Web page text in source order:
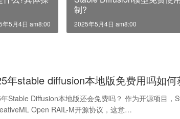
年5月4日 am8:00
制?
2025年5月4日 am8:00
年stable diffusion本地版免费用吗如何
Stable Diffusion本地版还会免费吗？ 作为开源项目，
Open RAIL-M开源协议，这意…